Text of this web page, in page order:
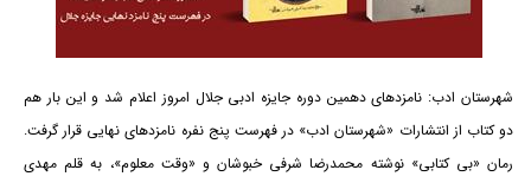
شهرستان ادب: نامزدهای دهمین دوره جایزه ادبی جلال امروز اعلام شد و این بار هم
دو کتاب از انتشارات «شهرستان ادب» در فهرست پنج نفره نامزدهای نهایی قرار گرفت.
رمان «بی کتابی» نوشته محمدرضا شرفی خبوشان و «وقت معلوم»، به قلم مهدی